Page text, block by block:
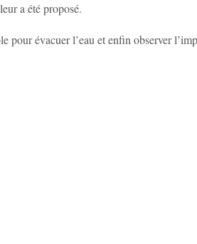
a été proposé.
pour évacuer l’eau et enfin observer